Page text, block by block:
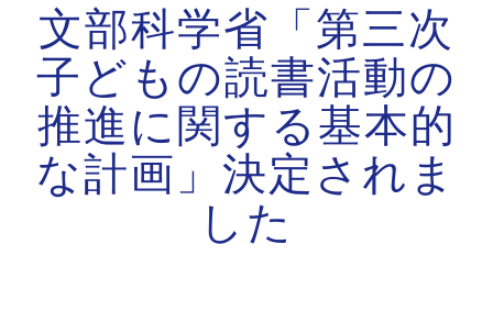
文部科学省「第三次
子どもの読書活動の
推進に関する基本的
な計画」決定されま
した